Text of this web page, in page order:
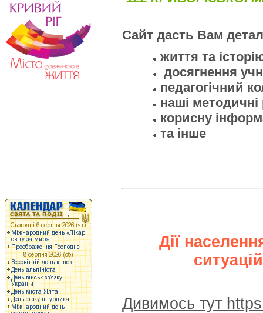
Сайт дасть Вам
життя та
досягнення
педагогічний
наші
корисну
та інше
Дії
Дивимось тут